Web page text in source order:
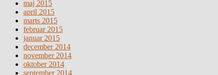
maj 2015
april 2015
marts 2015
februar 2015
januar 2015
december 2014
november 2014
oktober 2014
september 2014